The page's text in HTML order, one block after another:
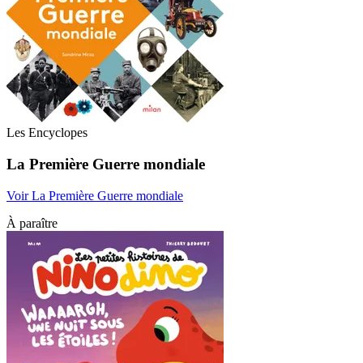
Les Encyclopes
La Première Guerre mondiale
Voir La Première Guerre mondiale
À paraître